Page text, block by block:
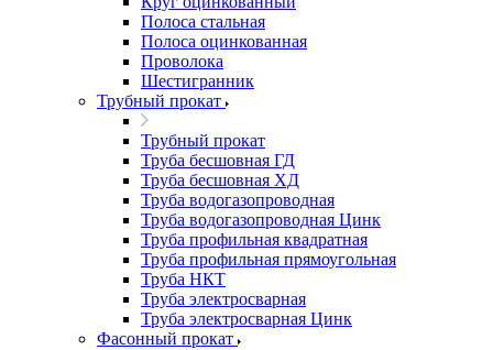
Полоса стальная
Полоса оцинкованная
Проволока
Шестигранник
Трубный прокат
Трубный прокат
Труба бесшовная ГД
Труба бесшовная ХД
Труба водогазопроводная
Труба водогазопроводная Цинк
Труба профильная квадратная
Труба профильная прямоугольная
Труба НКТ
Труба электросварная
Труба электросварная Цинк
Фасонный прокат